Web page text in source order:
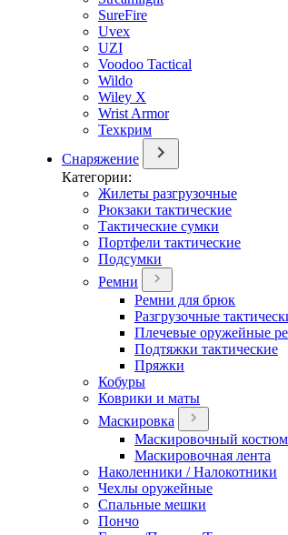
SureFire
Uvex
UZI
Voodoo Tactical
Wildo
Wiley X
Wrist Armor
Техкрим
Снаряжение
Категории:
Жилеты разгрузочные
Рюкзаки тактические
Тактические сумки
Портфели тактические
Подсумки
Ремни
Ремни для брюк
Разгрузочные
Плечевые оружейные
Подтяжки тактические
Пряжки
Кобуры
Коврики и маты
Маскировка
Маскировочный костюм
Маскировочная лента
Наколенники / Налокотники
Чехлы оружейные
Спальные мешки
Пончо